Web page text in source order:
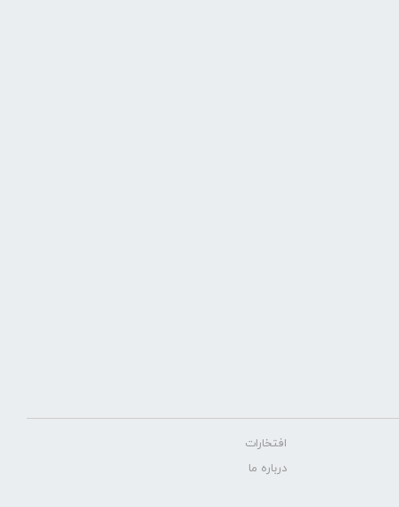
افتخارات
درباره ما